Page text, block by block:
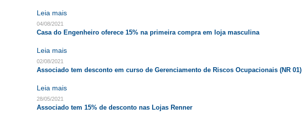
Leia mais
04/08/2021
Casa do Engenheiro oferece 15% na primeira compra em loja masculina
Leia mais
02/08/2021
Associado tem desconto em curso de Gerenciamento de Riscos Ocupacionais (NR 01)
Leia mais
28/05/2021
Associado tem 15% de desconto nas Lojas Renner